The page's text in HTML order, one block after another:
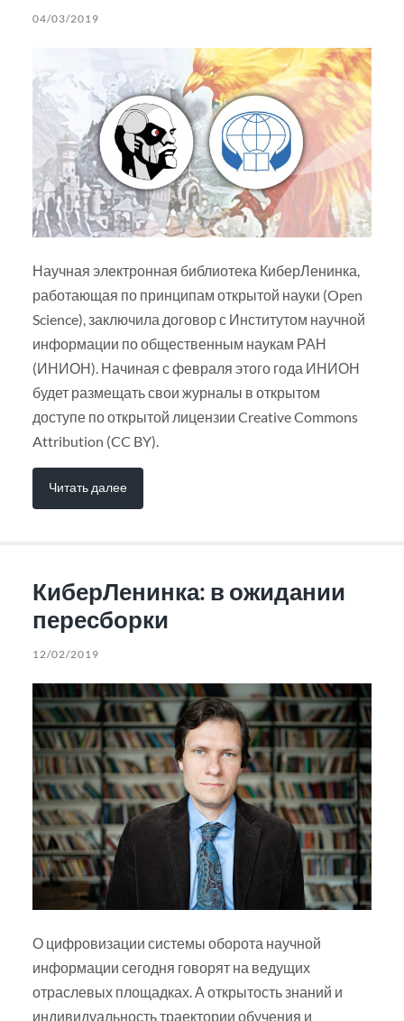
04/03/2019
Научная электронная библиотека КиберЛенинка,
работающая по принципам открытой науки (Open
Science), заключила договор с Институтом научной
информации по общественным наукам РАН
(ИНИОН). Начиная с февраля этого года ИНИОН
будет размещать свои журналы в открытом
доступе по открытой лицензии Creative Commons
Attribution (CC BY).
Читать далее
КиберЛенинка: в ожидании
пересборки
12/02/2019
О цифровизации системы оборота научной
информации сегодня говорят на ведущих
отраслевых площадках. А открытость знаний и
индивидуальность траектории обучения и